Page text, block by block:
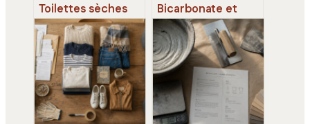
Toilettes sèches
ikea : alternatives,
solutions diy et
options vraiment
pratiques
Bicarbonate et
fourmis comment
l’utiliser
efficacement et
sans danger